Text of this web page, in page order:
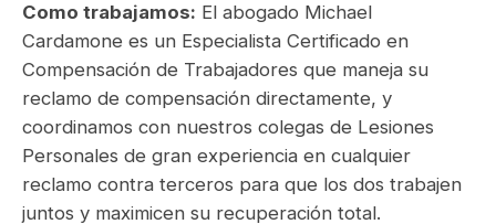
Como trabajamos: El abogado Michael
Cardamone es un Especialista Certificado en
Compensación de Trabajadores que maneja su
reclamo de compensación directamente, y
coordinamos con nuestros colegas de Lesiones
Personales de gran experiencia en cualquier
reclamo contra terceros para que los dos trabajen
juntos y maximicen su recuperación total.